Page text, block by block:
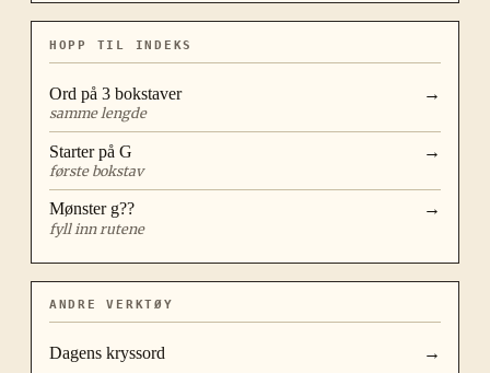
HOPP TIL INDEKS
Ord på 3 bokstaver
samme lengde
→
Starter på G
første bokstav
→
Mønster g??
fyll inn rutene
→
ANDRE VERKTØY
Dagens kryssord →